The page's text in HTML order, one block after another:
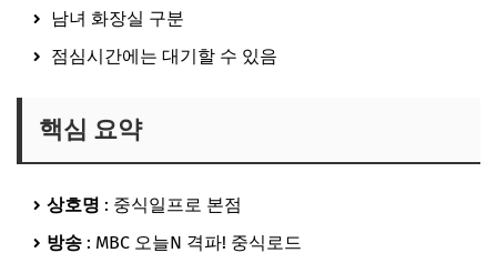
남녀 화장실 구분
점심시간에는 대기할 수 있음
핵심 요약
상호명 : 중식일프로 본점
방송 : MBC 오늘N 격파! 중식로드